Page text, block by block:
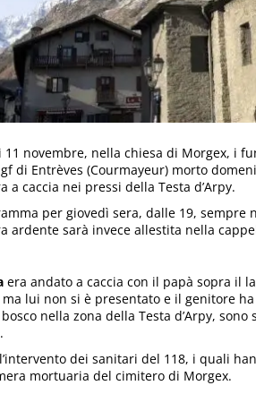
novembre, nella chiesa di Morgex, i
di Entrèves (Courmayeur) morto
a caccia nei pressi della Testa d’Arpy.
per giovedì sera, dalle 19, sempre
ardente sarà invece allestita nella
era andato a caccia con il papà sopra il
lui non si è presentato e il genitore
nella zona della Testa d’Arpy,
l’intervento dei sanitari del 118, i quali
mortuaria del cimitero di Morgex.